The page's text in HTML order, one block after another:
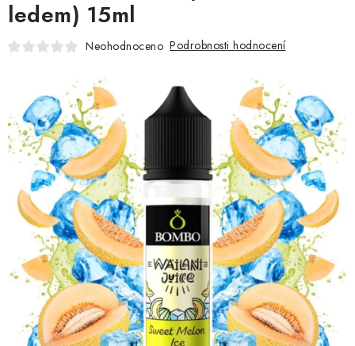
BÁZE
E-CIGARETY
NIKOTINOVÉ SÁČKY
DÁRKOVÉ VOUCHERY
ATOMIZÉRY A CARTRIDGE
DIY
BATERIE A NABÍJEČKY
ledem) 15ml
Neohodnoceno Podrobnosti hodnocení